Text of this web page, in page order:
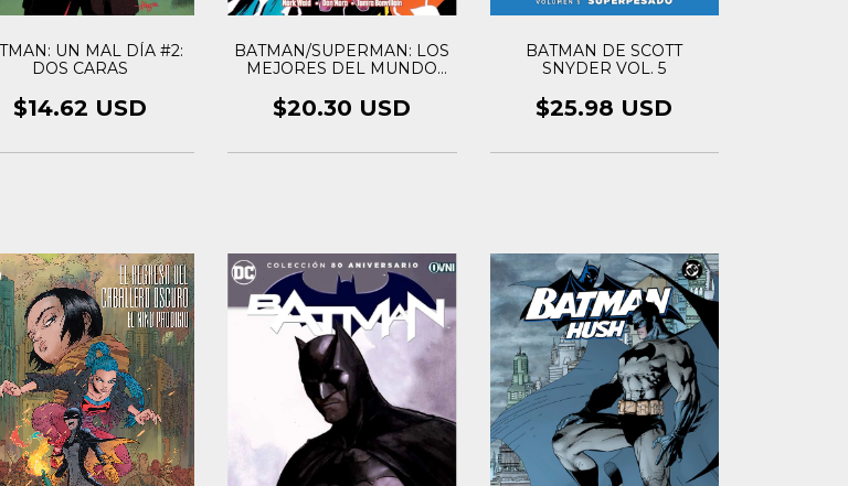
UN MAL DÍA #2:
DOS CARAS
$14.62 USD
BATMAN/SUPERMAN: LOS
MEJORES DEL MUNDO
$20.30 USD
BATMAN DE SCOTT
SNYDER VOL. 5
$25.98 USD